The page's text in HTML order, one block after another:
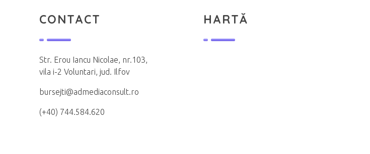
CONTACT
Str. Erou Iancu Nicolae, nr.103,
vila i-2 Voluntari, jud. Ilfov
bursejti@admediaconsult.ro
(+40) 744.584.620
HARTĂ